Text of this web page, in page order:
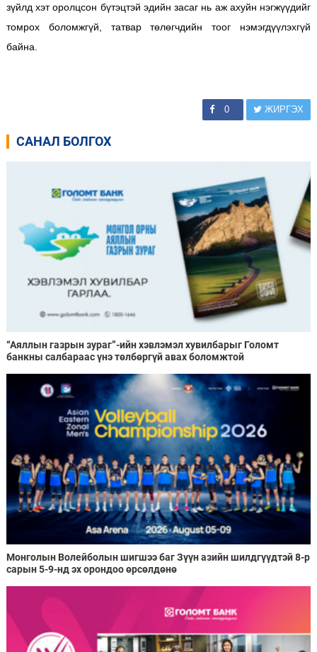
зүйлд хэт оролцсон бүтэцтэй эдийн засаг нь аж ахуйн нэгжүүдийг
томрох боломжгүй, татвар төлөгчдийн тоог нэмэгдүүлэхгүй
байна.
0 ЖИРГЭХ
САНАЛ БОЛГОХ
“Аяллын газрын зураг”-ийн хэвлэмэл хувилбарыг Голомт
банкны салбараас үнэ төлбөргүй авах боломжтой
Монголын Волейболын шигшээ баг Зүүн азийн шилдгүүдтэй 8-р
сарын 5-9-нд эх орондоо өрсөлдөнө